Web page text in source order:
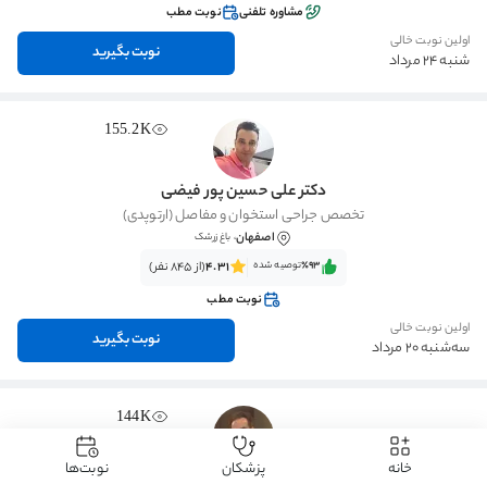
مشاوره تلفنی
نوبت مطب
اولین نوبت خالی
شنبه 24 مرداد نوبت بگیرید
155.2K
دکتر علی حسین پور فیضی
تخصص جراحی استخوان و مفاصل (ارتوپدی)
اصفهان، باغ زرشک
٪93‌‌‌توصیه شده 4.31(از 845 نفر)
نوبت مطب
اولین نوبت خالی
سه‌شنبه 20 مرداد نوبت بگیرید
144K
دکتر رضا بهادر خانه پزشکان نوبت‌ها